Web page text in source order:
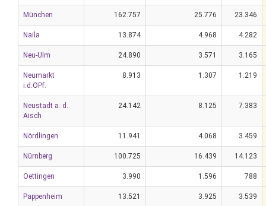
München 162.757 25.776 23.346
Naila 13.874 4.968 4.282
Neu-Ulm 24.890 3.571 3.165
Neumarkt
i.d.OPf.
8.913 1.307 1.219
Neustadt a. d.
Aisch
24.142 8.125 7.383
Nördlingen 11.941 4.068 3.459
Nürnberg 100.725 16.439 14.123
Oettingen 3.990 1.596 788
Pappenheim 13.521 3.925 3.539